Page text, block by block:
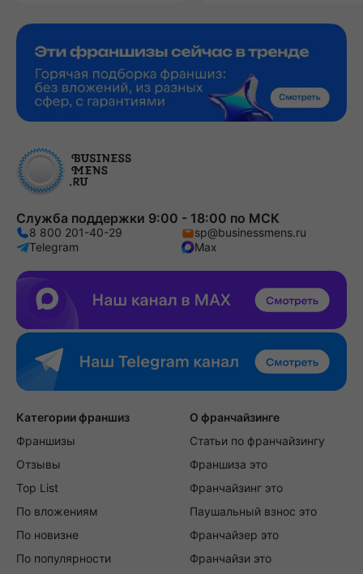
Служба поддержки 9:00 - 18:00 по МСК
8 800 201-40-29
sp@businessmens.ru
Telegram
Max
Категории франшиз
Франшизы
Отзывы
Top List
По вложениям
По новизне
По популярности
О франчайзинге
Статьи по франчайзингу
Франшиза это
Франчайзинг это
Паушальный взнос это
Франчайзер это
Франчайзи это